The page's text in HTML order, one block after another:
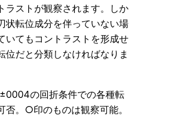
ラストが観察されます。しか
状転位成分を伴っていない場
いてもコントラストを形成せ
位だと分類しなければなりま
の回折条件での各種転
否。○印のものは観察可能。